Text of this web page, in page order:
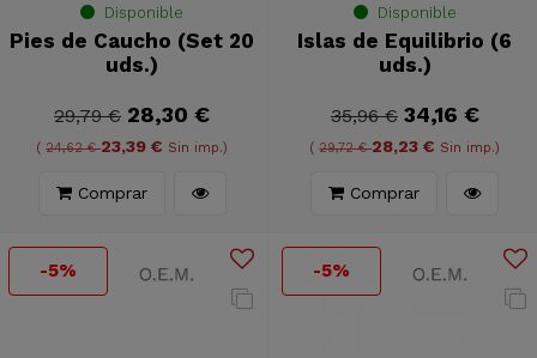
Disponible
Pies de Caucho (Set 20
uds.)
29,79 € 28,30 €
(24,62 €23,39 € Sin imp.)
Comprar
Disponible
Islas de Equilibrio (6
uds.)
35,96 € 34,16 €
(29,72 €28,23 € Sin imp.)
Comprar
-5% -5%